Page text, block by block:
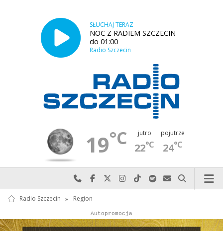
SŁUCHAJ TERAZ
NOC Z RADIEM SZCZECIN
do 01:00
Radio Szczecin
19°C jutro
22°C
pojutrze
24°C
Najlepiej po prostu do nas zadzwoń
Odwiedź nas na Facebook-u
Odwiedź nas na X
Odwiedź nas na Instagram-ie
Odwiedź nas na TikTok-u
Szukaj nas na Spotify
Wyślij do nas
Szukaj
Radio Szczecin » Region
Autopromocja
Autopromocja
Reklama